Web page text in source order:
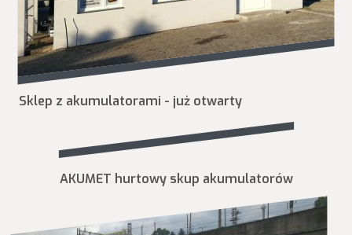
Sklep z akumulatorami - już otwarty
AKUMET hurtowy skup akumulatorów